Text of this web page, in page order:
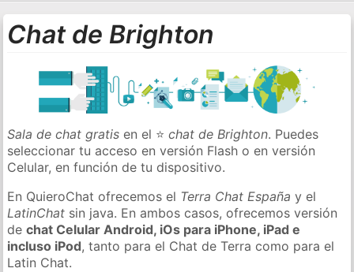
Chat de Brighton
Sala de chat gratis en el ⭐chat de Brighton. Puedes
seleccionar tu acceso en versión Flash o en versión
Celular, en función de tu dispositivo.
En QuieroChat ofrecemos el Terra Chat España y el
LatinChat sin java. En ambos casos, ofrecemos versión
dechat Celular Android, iOs para iPhone, iPad e
incluso iPod, tanto para el Chat de Terra como para el
Latin Chat.